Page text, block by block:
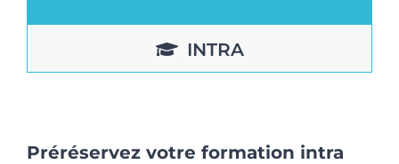
INTRA
Préréservez votre formation intra